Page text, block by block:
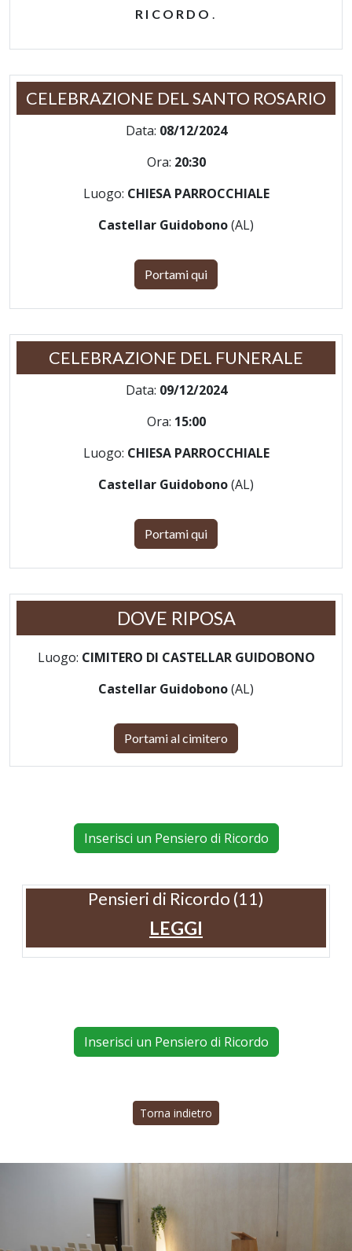
RICORDO
CELEBRAZIONE DEL SANTO ROSARIO
Data: 08/12/2024
Ora: 20:30
Luogo: CHIESA PARROCCHIALE
Castellar Guidobono(AL)
Portami qui
CELEBRAZIONE DEL FUNERALE
Data: 09/12/2024
Ora: 15:00
Luogo: CHIESA PARROCCHIALE
Castellar Guidobono(AL)
Portami qui
DOVE RIPOSA
Luogo: CIMITERO DI CASTELLAR GUIDOBONO
Castellar Guidobono(AL)
Portami al cimitero
Inserisci un Pensiero di Ricordo
Pensieri di Ricordo (11)
LEGGI
Inserisci un Pensiero di Ricordo
Torna indietro